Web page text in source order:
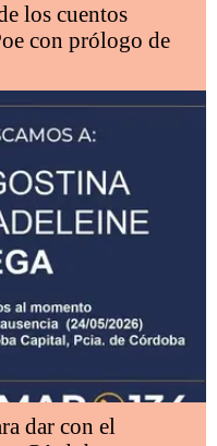
los cuentos
con prólogo de
dar con el